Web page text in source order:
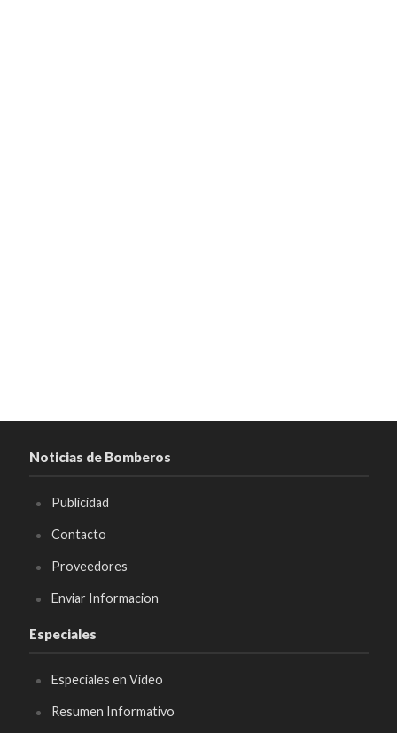
Noticias de Bomberos
Publicidad
Contacto
Proveedores
Enviar Informacion
Especiales
Especiales en Video
Resumen Informativo